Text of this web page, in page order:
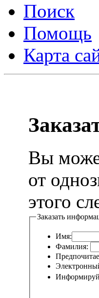
Поиск
Помощь
Карта
Вы
от
этого
Заказать
Имя:
Фамилия: